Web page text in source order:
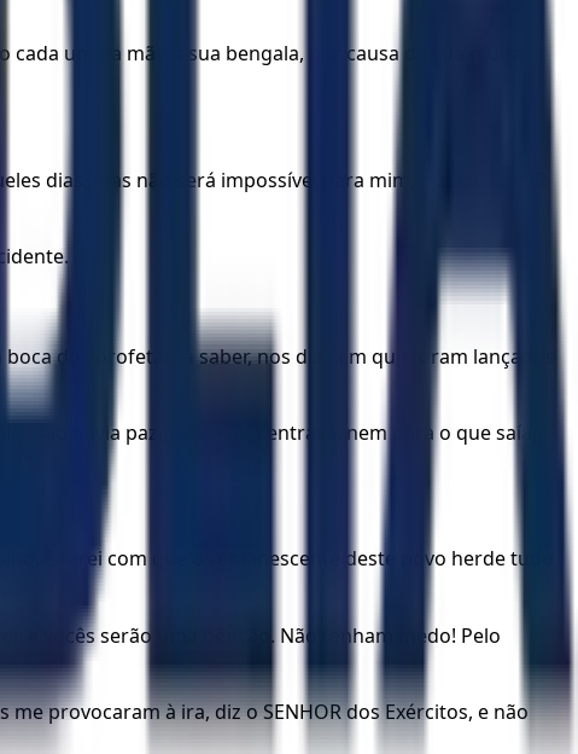
um na mão a sua bengala, por causa da sua muita
dias, mas não será impossível para mim, diz o SENHOR
dos profetas, a saber, nos dias em que foram lançados
Não havia paz para o que entrava, nem para o que saía,
E farei com que o remanescente deste povo herde tudo
e vocês serão uma bênção. Não tenham medo! Pelo
provocaram à ira, diz o SENHOR dos Exércitos, e não